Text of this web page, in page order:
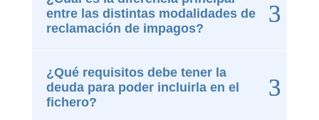
entre las distintas modalidades de
reclamación de impagos?
¿Qué requisitos debe tener la
deuda para poder incluirla en el
fichero?